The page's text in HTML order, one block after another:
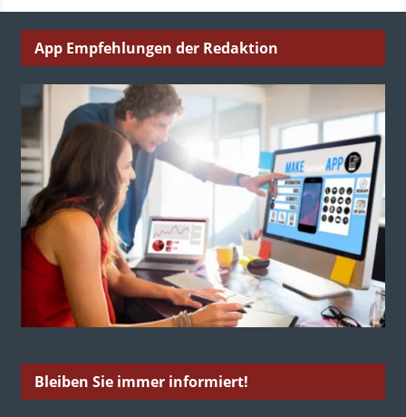
App Empfehlungen der Redaktion
Bleiben Sie immer informiert!